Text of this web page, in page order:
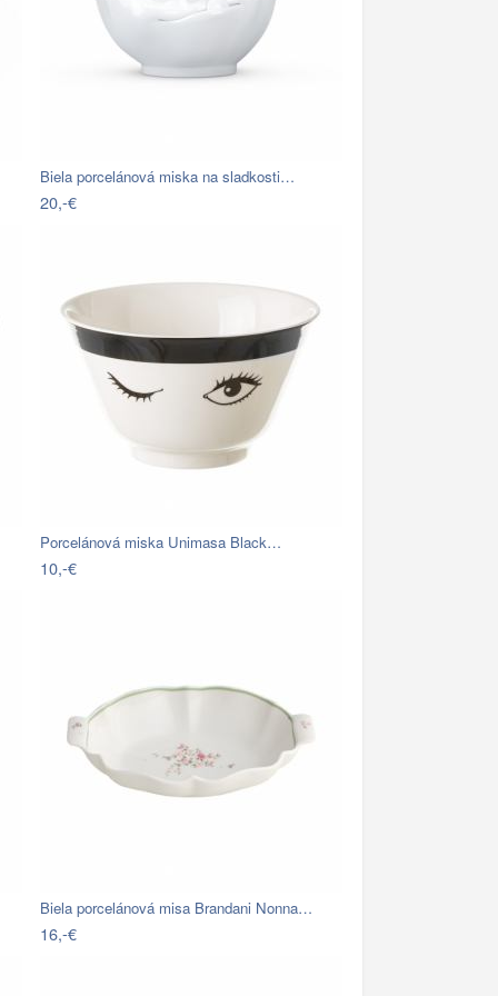
Biela porcelánová miska na sladkosti…
20,-€
Porcelánová miska Unimasa Black…
10,-€
Biela porcelánová misa Brandani Nonna…
16,-€